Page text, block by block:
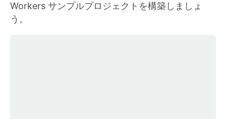
Workers サンプルプロジェクトを構築しましょ
う。